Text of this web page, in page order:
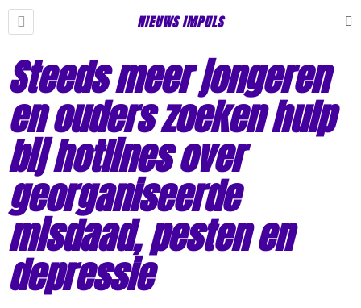
NIEUWS IMPULS
Steeds meer jongeren
en ouders zoeken hulp
bij hotlines over
georganiseerde
misdaad, pesten en
depressie